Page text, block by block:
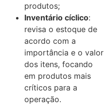
produtos;
Inventário cíclico:
revisa o estoque de
acordo com a
importância e o valor
dos itens, focando
em produtos mais
críticos para a
operação.